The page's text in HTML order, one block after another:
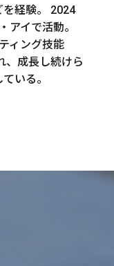
経験。 2024
アイで活動。
ィング技能
、成長し続けら
いる。